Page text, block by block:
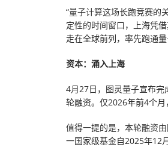
“量子计算这场长跑竞赛的
定性的时间窗口，上海凭
走在全球前列，率先跑通
资本：涌入上海
4月27日，图灵量子宣布
轮融资。仅2026年前4个月
值得一提的是，本轮融资
一国家级基金自2025年12